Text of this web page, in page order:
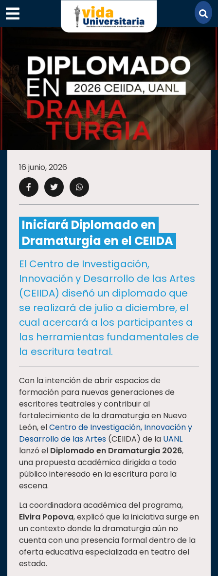
×
SECCIONES
ACADEMIA
CAMPUS UANL
CULTURA
DEPORTES
I+D+IEXPERTOS
SALUD
SUSTENTABILIDAD
TEMAS
Oferta
educativa
Estudiantes
Rectoría
Investigación
Responsabilidad
social
Vinculación
Historia
16 junio, 2026
Iniciará Diplomado en
Dramaturgia en el CEIIDA
El Centro de Investigación,
Innovación y Desarrollo de las Artes
(CEIIDA) diseñó un diplomado que
se realizará de julio a diciembre, el
cual acercará a los participantes a
las herramientas fundamentales de
la escritura teatral.
Con la intención de abrir espacios de
formación para nuevas generaciones de
escritores teatrales y contribuir al
fortalecimiento de la dramaturgia en Nuevo
León, elCentro de Investigación, Innovación y
Desarrollo de las Artes (CEIIDA) de la UANL
lanzó el Diplomado en Dramaturgia 2026,
una propuesta académica dirigida a todo
público interesado en la escritura para la
escena.
La coordinadora académica del programa,
Elvira Popova, explicó que la iniciativa surge en
un contexto donde la dramaturgia aún no
cuenta con una presencia formal dentro de la
oferta educativa especializada en teatro del
estado.